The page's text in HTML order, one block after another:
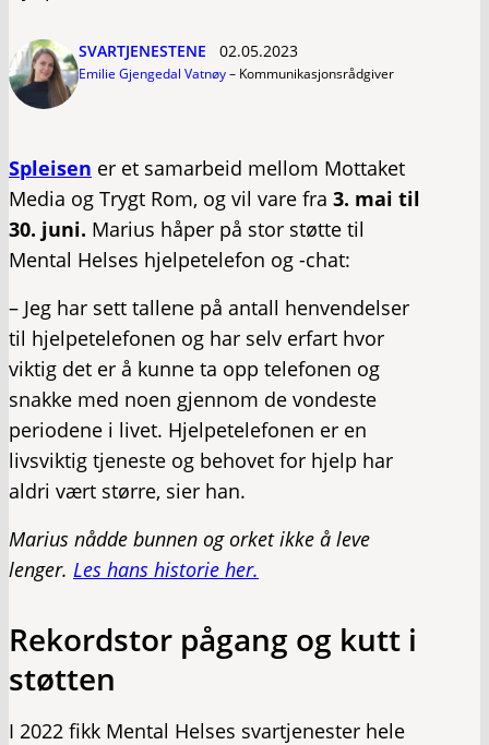
SVARTJENESTENE 02.05.2023
Emilie Gjengedal Vatnøy– Kommunikasjonsrådgiver
Spleisen er et samarbeid mellom Mottaket
Media og Trygt Rom, og vil vare fra 3. mai til
30. juni. Marius håper på stor støtte til
Mental Helses hjelpetelefon og -chat:
– Jeg har sett tallene på antall henvendelser
til hjelpetelefonen og har selv erfart hvor
viktig det er å kunne ta opp telefonen og
snakke med noen gjennom de vondeste
periodene i livet. Hjelpetelefonen er en
livsviktig tjeneste og behovet for hjelp har
aldri vært større, sier han.
Marius nådde bunnen og orket ikke å leve
lenger. Les hans historie her.
Rekordstor pågang og kutt i
støtten
I 2022 fikk Mental Helses svartjenester hele